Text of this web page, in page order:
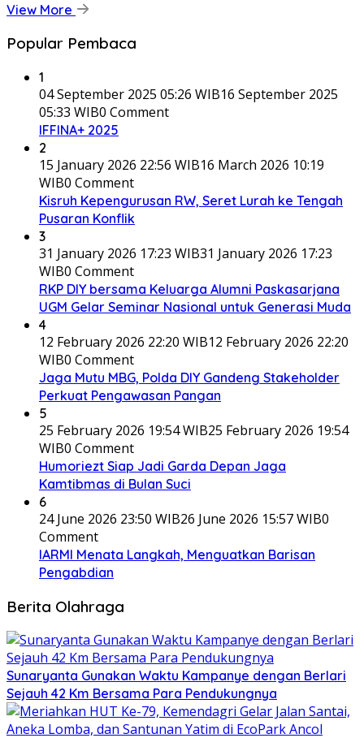
View More
Popular Pembaca
1
04 September 2025 05:26 WIB16 September 2025
05:33 WIB0 Comment
IFFINA+ 2025
2
15 January 2026 22:56 WIB16 March 2026 10:19
WIB0 Comment
Kisruh Kepengurusan RW, Seret Lurah ke Tengah
Pusaran Konflik
3
31 January 2026 17:23 WIB31 January 2026 17:23
WIB0 Comment
RKP DIY bersama Keluarga Alumni Paskasarjana
UGM Gelar Seminar Nasional untuk Generasi Muda
4
12 February 2026 22:20 WIB12 February 2026 22:20
WIB0 Comment
Jaga Mutu MBG, Polda DIY Gandeng Stakeholder
Perkuat Pengawasan Pangan
5
25 February 2026 19:54 WIB25 February 2026 19:54
WIB0 Comment
Humoriezt Siap Jadi Garda Depan Jaga
Kamtibmas di Bulan Suci
6
24 June 2026 23:50 WIB26 June 2026 15:57 WIB0
Comment
IARMI Menata Langkah, Menguatkan Barisan
Pengabdian
Berita Olahraga
Sunaryanta Gunakan Waktu Kampanye dengan Berlari
Sejauh 42 Km Bersama Para Pendukungnya